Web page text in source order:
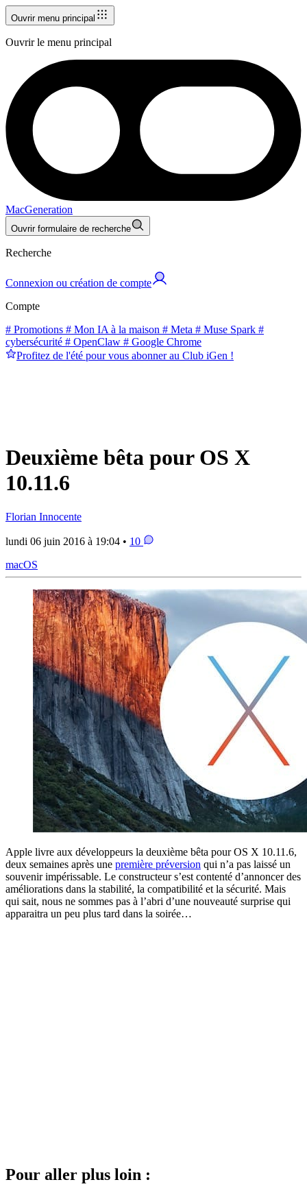
Ouvrir menu principal
Ouvrir le menu principal
MacGeneration
Ouvrir formulaire de recherche
Recherche
Connexion ou création de compte
Compte
# Promotions # Mon IA à la maison # Meta # Muse Spark #
cybersécurité # OpenClaw # Google Chrome
Profitez de l'été pour vous abonner au Club iGen !
Deuxième bêta pour OS X
10.11.6
Florian Innocente
lundi 06 juin 2016 à 19:04 • 10
macOS
Apple livre aux développeurs la deuxième bêta pour OS X 10.11.6,
deux semaines après une première préversion qui n’a pas laissé un
souvenir impérissable. Le constructeur s’est contenté d’annoncer des
améliorations dans la stabilité, la compatibilité et la sécurité. Mais
qui sait, nous ne sommes pas à l’abri d’une nouveauté surprise qui
apparaitra un peu plus tard dans la soirée…
Pour aller plus loin :